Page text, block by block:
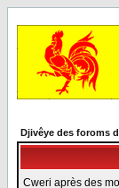
Djivêye des foroms
Cweri après des